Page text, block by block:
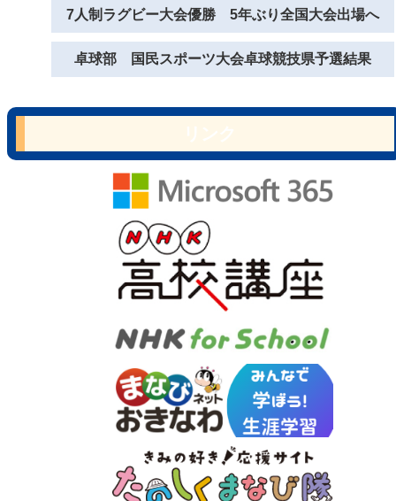
7人制ラグビー大会優勝 5年ぶり全国大会出場へ
卓球部 国民スポーツ大会卓球競技県予選結果